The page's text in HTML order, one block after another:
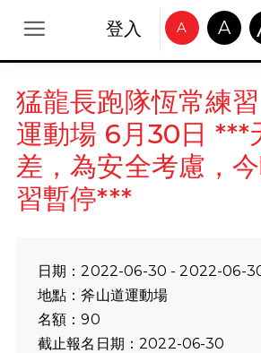
登入 A A
猛龍長跑隊恆常練
運動場 6月30日 ***
差，為安全考慮，
習暫停***
日期：2022-06-30 - 2022-06-
地點：斧山道運動場
名額：90
截止報名日期：2022-06-30